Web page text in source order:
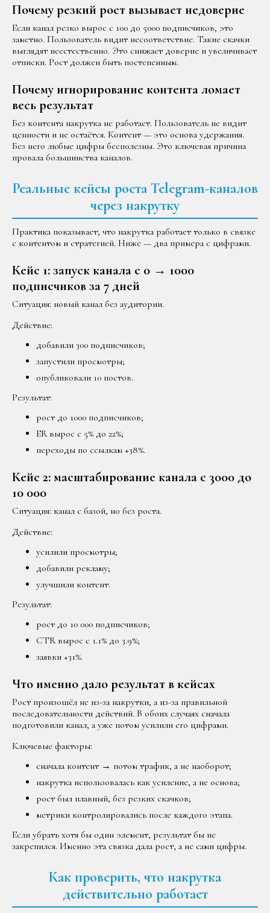
Почему резкий рост вызывает недоверие
Если канал резко вырос с 100 до 5000 подписчиков, это
заметно. Пользователь видит несоответствие. Такие скачки
выглядят неестественно. Это снижает доверие и увеличивает
отписки. Рост должен быть постепенным.
Почему игнорирование контента ломает
весь результат
Без контента накрутка не работает. Пользователь не видит
ценности и не остаётся. Контент — это основа удержания.
Без него любые цифры бесполезны. Это ключевая причина
провала большинства каналов.
Реальные кейсы роста Telegram-каналов
через накрутку
Практика показывает, что накрутка работает только в связке
с контентом и стратегией. Ниже — два примера с цифрами.
Кейс 1: запуск канала с 0 → 1000
подписчиков за 7 дней
Ситуация: новый канал без аудитории.
Действие:
добавили 300 подписчиков;
запустили просмотры;
опубликовали 10 постов.
Результат:
рост до 1000 подписчиков;
ER вырос с 5% до 22%;
переходы по ссылкам +38%.
Кейс 2: масштабирование канала с 3000 до
10 000
Ситуация: канал с базой, но без роста.
Действие:
усилили просмотры;
добавили рекламу;
улучшили контент.
Результат:
рост до 10 000 подписчиков;
CTR вырос с 1.1% до 3.9%;
заявки +31%.
Что именно дало результат в кейсах
Рост произошёл не из-за накрутки, а из-за правильной
последовательности действий. В обоих случаях сначала
подготовили канал, а уже потом усилили его цифрами.
Ключевые факторы:
сначала контент → потом трафик, а не наоборот;
накрутка использовалась как усиление, а не основа;
рост был плавный, без резких скачков;
метрики контролировались после каждого этапа.
Если убрать хотя бы один элемент, результат бы не
закрепился. Именно эта связка дала рост, а не сами цифры.
Как проверить, что накрутка
действительно работает